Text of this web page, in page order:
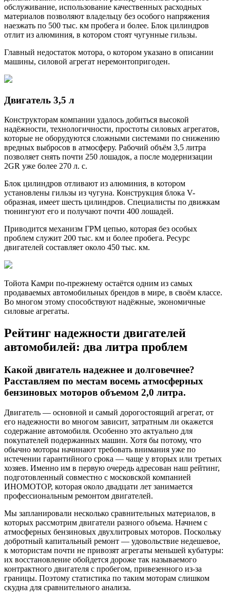
обслуживание, использование качественных расходных
материалов позволяют владельцу без особого напряжения
наезжать по 500 тыс. км пробега и более. Блок цилиндров
отлит из алюминия, в котором стоят чугунные гильзы.
Главный недостаток мотора, о котором указано в описании
машины, силовой агрегат неремонтопригоден.
Двигатель 3,5 л
Конструкторам компании удалось добиться высокой
надёжности, технологичности, простоты силовых агрегатов,
которые не оборудуются сложными системами по снижению
вредных выбросов в атмосферу. Рабочий объём 3,5 литра
позволяет снять почти 250 лошадок, а после модернизации
2GR уже более 270 л. с.
Блок цилиндров отливают из алюминия, в котором
установлены гильзы из чугуна. Конструкция блока V-
образная, имеет шесть цилиндров. Специалисты по движкам
тюнингуют его и получают почти 400 лошадей.
Приводится механизм ГРМ цепью, которая без особых
проблем служит 200 тыс. км и более пробега. Ресурс
двигателей составляет около 450 тыс. км.
Тойота Камри по-прежнему остаётся одним из самых
продаваемых автомобильных брендов в мире, в своём классе.
Во многом этому способствуют надёжные, экономичные
силовые агрегаты.
Рейтинг надежности двигателей
автомобилей: два литра проблем
Какой двигатель надежнее и долговечнее?
Расставляем по местам восемь атмосферных
бензиновых моторов объемом 2,0 литра.
Двигатель — основной и самый дорогостоящий агрегат, от
его надежности во многом зависит, затратным ли окажется
содержание автомобиля. Особенно это актуально для
покупателей подержанных машин. Хотя бы потому, что
обычно моторы начинают требовать внимания уже по
истечении гарантийного срока — чаще у вторых или третьих
хозяев. Именно им в первую очередь адресован наш рейтинг,
подготовленный совместно с московской компанией
ИНОМОТОР, которая около двадцати лет занимается
профессиональным ремонтом двигателей.
Мы запланировали несколько сравнительных материалов, в
которых рассмотрим двигатели разного объема. Начнем с
атмосферных бензиновых двухлитровых моторов. Поскольку
добротный капитальный ремонт — удовольствие недешевое,
к мотористам почти не привозят агрегаты меньшей кубатуры:
их восстановление обойдется дороже так называемого
контрактного двигателя с пробегом, привезенного из-за
границы. Поэтому статистика по таким моторам слишком
скудна для сравнительного анализа.